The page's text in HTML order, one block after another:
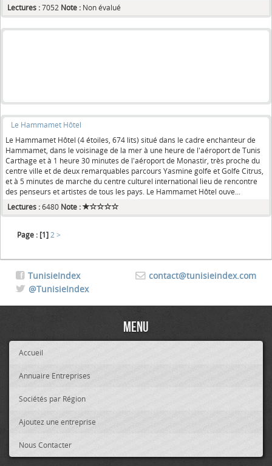
Lectures :7052 Note : Non évalué
Le Hammamet Hôtel
Le Hammamet Hôtel (4 étoiles, 674 lits) situé dans le cadre enchanteur de
Hammamet, dans le voisinage de la mer à une heure de l'aéroport de Tunis
Carthage et à 1 heure 30 minutes de l'aéroport de Monastir, très proche du
centre ville et de deux remarquables parcours Yasmine golfe et Golfe Citrus,
et à 5 minutes de marche du centre culturel international lieu de rencontre
des penseurs et artistes de tous les pays. Le Hammamet Hôtel ouve...
Lectures :6480 Note :
Page : [1] 2 >
contact@tunisieindex.com
TunisieIndex
@TunisieIndex
Menu
Accueil
Annuaire Entreprises
Sociétés par Région
Ajoutez une entreprise
Nous Contacter